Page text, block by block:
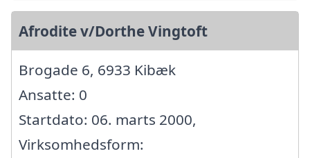
Afrodite v/Dorthe Vingtoft
Brogade 6, 6933 Kibæk
Ansatte: 0
Startdato: 06. marts 2000,
Virksomhedsform: